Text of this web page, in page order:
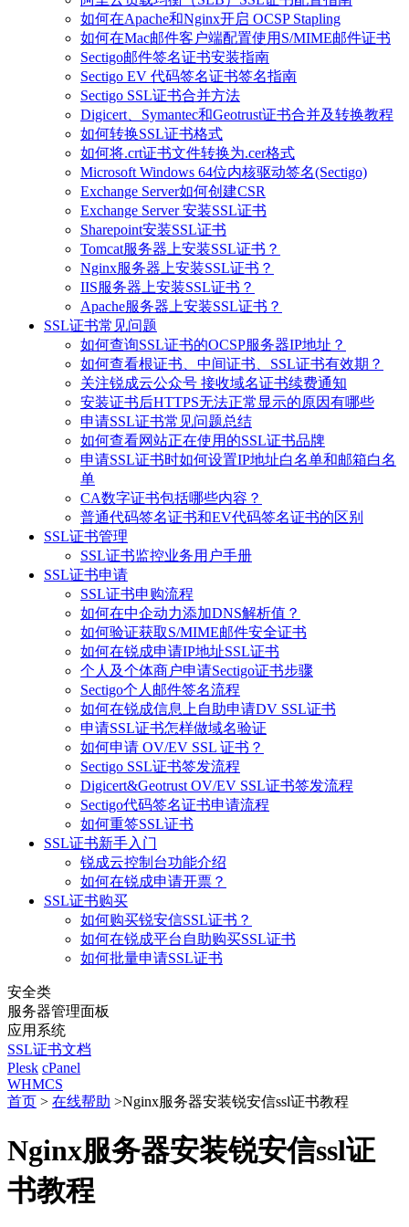
如何在Apache和Nginx开启 OCSP Stapling
如何在Mac邮件客户端配置使用S/MIME邮件证书
Sectigo邮件签名证书安装指南
Sectigo EV 代码签名证书签名指南
Sectigo SSL证书合并方法
Digicert、Symantec和Geotrust证书合并及转换教程
如何转换SSL证书格式
如何将.crt证书文件转换为.cer格式
Microsoft Windows 64位内核驱动签名(Sectigo)
Exchange Server如何创建CSR
Exchange Server 安装SSL证书
Sharepoint安装SSL证书
Tomcat服务器上安装SSL证书？
Nginx服务器上安装SSL证书？
IIS服务器上安装SSL证书？
Apache服务器上安装SSL证书？
SSL证书常见问题
如何查询SSL证书的OCSP服务器IP地址？
如何查看根证书、中间证书、SSL证书有效期？
关注锐成云公众号 接收域名证书续费通知
安装证书后HTTPS无法正常显示的原因有哪些
申请SSL证书常见问题总结
如何查看网站正在使用的SSL证书品牌
申请SSL证书时如何设置IP地址白名单和邮箱白名
单
CA数字证书包括哪些内容？
普通代码签名证书和EV代码签名证书的区别
SSL证书管理
SSL证书监控业务用户手册
SSL证书申请
SSL证书申购流程
如何在中企动力添加DNS解析值？
如何验证获取S/MIME邮件安全证书
如何在锐成申请IP地址SSL证书
个人及个体商户申请Sectigo证书步骤
Sectigo个人邮件签名流程
如何在锐成信息上自助申请DV SSL证书
申请SSL证书怎样做域名验证
如何申请 OV/EV SSL 证书？
Sectigo SSL证书签发流程
Digicert&Geotrust OV/EV SSL证书签发流程
Sectigo代码签名证书申请流程
如何重签SSL证书
SSL证书新手入门
锐成云控制台功能介绍
如何在锐成申请开票？
SSL证书购买
如何购买锐安信SSL证书？
如何在锐成平台自助购买SSL证书
如何批量申请SSL证书
安全类
服务器管理面板
应用系统
SSL证书文档
Plesk cPanel
WHMCS
首页 > 在线帮助 >Nginx服务器安装锐安信ssl证书教程
Nginx服务器安装锐安信ssl证
书教程